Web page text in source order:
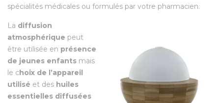
spécialités médicales ou formulés par votre pharmacien.
La diffusion
atmosphérique peut
être utilisée en présence
de jeunes enfants mais
le choix de l’appareil
utilisé et des huiles
essentielles diffusées